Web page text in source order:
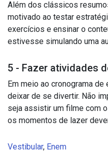
Além dos clássicos
motivado ao testar
exercícios e ensinar o
estivesse simulando uma
5 - Fazer atividades
Em meio ao cronograma
deixar de se divertir. Não
seja assistir um filme com
os momentos de lazer
Vestibular, Enem